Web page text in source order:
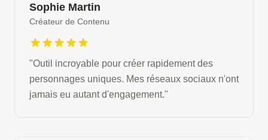
Sophie Martin
Créateur de Contenu
"Outil incroyable pour créer rapidement des
personnages uniques. Mes réseaux sociaux n'ont
jamais eu autant d'engagement."